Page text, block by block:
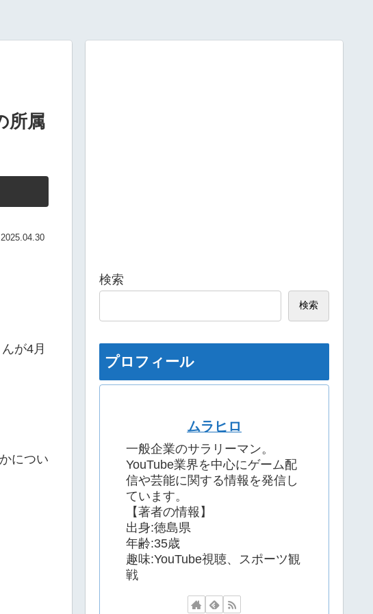
所属
2025.04.30
が4月
につい
検索
検索
プロフィール
ムラヒロ
一般企業のサラリーマン。
YouTube業界を中心にゲーム配
信や芸能に関する情報を発信し
ています。
【著者の情報】
出身:徳島県
年齢:35歳
趣味:YouTube視聴、スポーツ観
戦